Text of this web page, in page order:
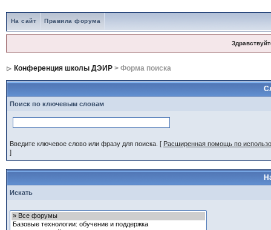
На сайт Правила форума
Конференция школы ДЭИР> Форма поиска
Поиск по ключевым словам
Введите ключевое слово или фразу для поиска. [ Расширенная помощь по
]
Искать